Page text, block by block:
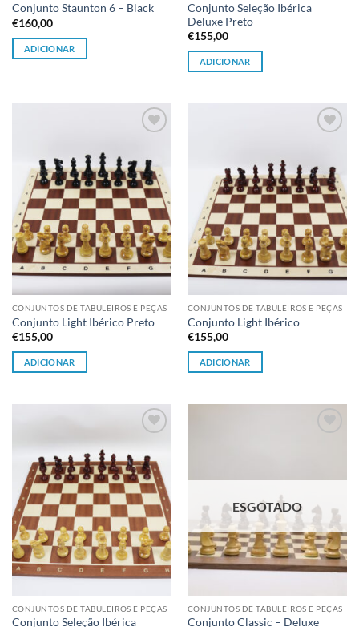
Conjunto Staunton 6 – Black
€160,00
ADICIONAR
Conjunto Seleção Ibérica
Deluxe Preto
€155,00
ADICIONAR
desejos
CONJUNTOS DE TABULEIROS E PEÇAS
Conjunto Light Ibérico Preto
€155,00
ADICIONAR
desejos
CONJUNTOS DE TABULEIROS E PEÇAS
Conjunto Light Ibérico
€155,00
ADICIONAR
à lista de
desejos
CONJUNTOS DE TABULEIROS E PEÇAS
Conjunto Seleção Ibérica
ESGOTADO
CONJUNTOS DE TABULEIROS E PEÇAS
Conjunto Classic – Deluxe